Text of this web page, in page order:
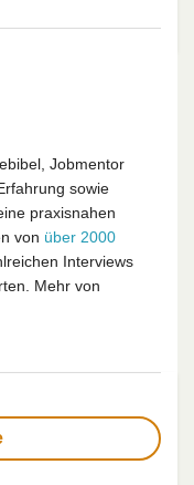
Jobmentor
sowie
praxisnahen
von über 2000
Interviews
Mehr von